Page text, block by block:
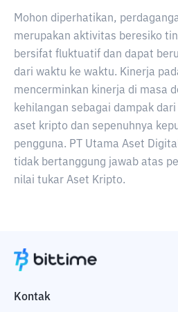
Mohon diperhatikan,
merupakan aktivitas beresiko
bersifat fluktuatif dan dapat
dari waktu ke waktu. Kinerja
mencerminkan kinerja di masa
kehilangan sebagai dampak
aset kripto dan sepenuhnya
pengguna. PT Utama Aset
tidak bertanggung jawab atas
nilai tukar Aset Kripto.
Kontak